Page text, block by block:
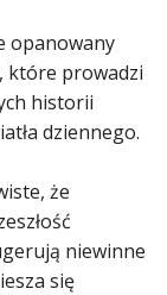
opanowany
które prowadzi
historii
dziennego.
że
niewinne
się